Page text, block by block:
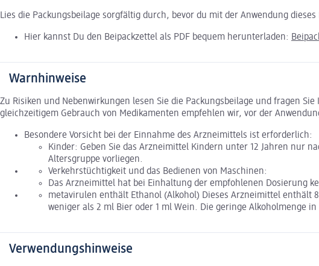
Lies die Packungsbeilage sorgfältig durch, bevor du mit der Anwendung
Hier kannst Du den Beipackzettel als PDF bequem herunterladen:
Warnhinweise
Zu Risiken und Nebenwirkungen lesen Sie die Packungsbeilage und fragen
gleichzeitigem Gebrauch von Medikamenten empfehlen wir, vor der
Besondere Vorsicht bei der Einnahme des Arzneimittels ist erforderlich:
Kinder: Geben Sie das Arzneimittel Kindern unter 12 Jahren nur
Altersgruppe vorliegen.
Verkehrstüchtigkeit und das Bedienen von Maschinen:
Das Arzneimittel hat bei Einhaltung der empfohlenen Dosierung
metavirulen enthält Ethanol (Alkohol) Dieses Arzneimittel enthält
weniger als 2 ml Bier oder 1 ml Wein. Die geringe Alkoholmenge
Verwendungshinweise